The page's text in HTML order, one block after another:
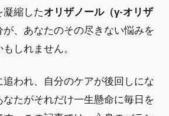
凝縮したオリザノール（γ-オリザ
、あなたのその尽きない悩みを
しれません。
われ、自分のケアが後回しにな
たがそれだけ一生懸命に毎日を